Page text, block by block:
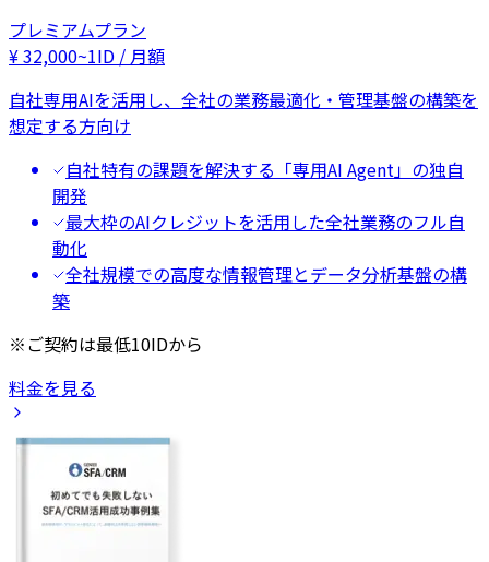
プレミアムプラン
¥32,000~1ID / 月額
自社専用AIを活用し、全社の業務最適化・管理基盤の構築を
想定する方向け
自社特有の課題を解決する「専用AI Agent」の独自
開発
最大枠のAIクレジットを活用した全社業務のフル自
動化
全社規模での高度な情報管理とデータ分析基盤の構
築
※ご契約は最低10IDから
料金を見る